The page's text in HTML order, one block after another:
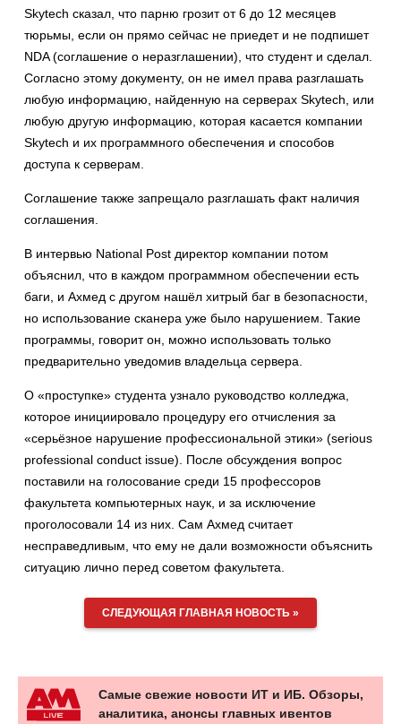
Skytech сказал, что парню грозит от 6 до 12 месяцев
тюрьмы, если он прямо сейчас не приедет и не подпишет
NDA (соглашение о неразглашении), что студент и сделал.
Согласно этому документу, он не имел права разглашать
любую информацию, найденную на серверах Skytech, или
любую другую информацию, которая касается компании
Skytech и их программного обеспечения и способов
доступа к серверам.
Соглашение также запрещало разглашать факт наличия
соглашения.
В интервью National Post директор компании потом
объяснил, что в каждом программном обеспечении есть
баги, и Ахмед с другом нашёл хитрый баг в безопасности,
но использование сканера уже было нарушением. Такие
программы, говорит он, можно использовать только
предварительно уведомив владельца сервера.
О «проступке» студента узнало руководство колледжа,
которое инициировало процедуру его отчисления за
«серьёзное нарушение профессиональной этики» (serious
professional conduct issue). После обсуждения вопрос
поставили на голосование среди 15 профессоров
факультета компьютерных наук, и за исключение
проголосовали 14 из них. Сам Ахмед считает
несправедливым, что ему не дали возможности объяснить
ситуацию лично перед советом факультета.
СЛЕДУЮЩАЯ ГЛАВНАЯ НОВОСТЬ »
Самые свежие новости ИТ и ИБ. Обзоры,
аналитика, анонсы главных ивентов